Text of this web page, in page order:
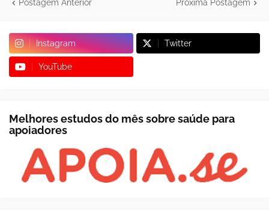
Postagem Anterior Próxima Postagem
Instagram Twitter
YouTube
Melhores estudos do mês sobre saúde para
apoiadores